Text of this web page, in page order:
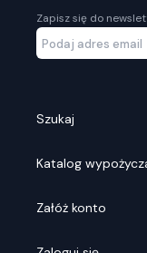
Zapisz się do
Szukaj
Katalog
Załóż konto